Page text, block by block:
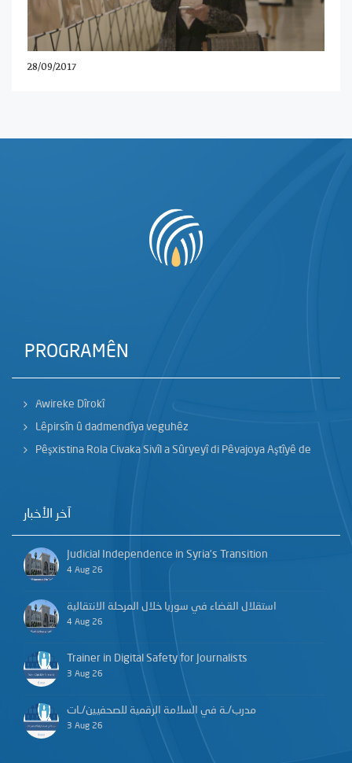
28/09/2017
PROGRAMÊN
Awireke Dîrokî
Lêpirsîn û dadmendîya veguhêz
Pêşxistina Rola Civaka Sivîl a Sûryeyî di Pêvajoya Aştîyê de
آخر الأخبار
Judicial Independence in Syria’s Transition
4 Aug 26
استقلال القضاء في سوريا خلال المرحلة الانتقالية
4 Aug 26
Trainer in Digital Safety for Journalists
3 Aug 26
مدرب/ـة في السلامة الرقمية للصحفيين/ـات
3 Aug 26